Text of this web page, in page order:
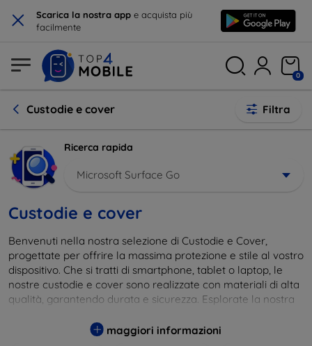
× Scarica la nostra app e acquista più
facilmente
0
Custodie e cover Filtra
Ricerca rapida
Microsoft Surface Go
Custodie e cover
Benvenuti nella nostra selezione di Custodie e Cover,
progettate per offrire la massima protezione e stile al vostro
dispositivo. Che si tratti di smartphone, tablet o laptop, le
nostre custodie e cover sono realizzate con materiali di alta
qualità, garantendo durata e sicurezza. Esplorate la nostra
esigenza e gusto. Proteggete il vostro dispositivo con le
maggiori informazioni